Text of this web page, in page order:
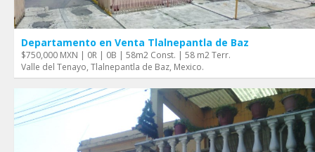
Departamento en Venta Tlalnepantla de Baz
$750,000 MXN | 0R | 0B | 58m2 Const. | 58 m2 Terr.
Valle del Tenayo, Tlalnepantla de Baz, Mexico.